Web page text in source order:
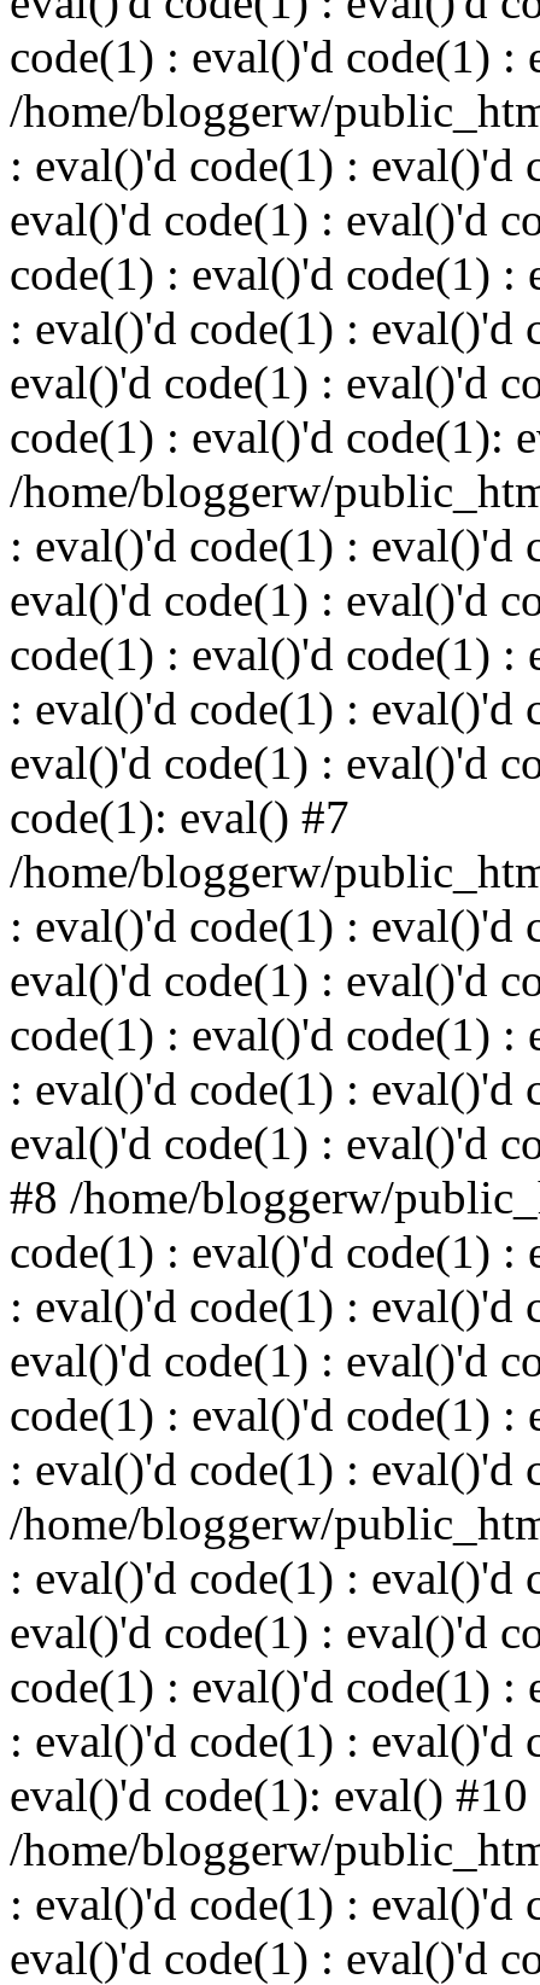
code(1) : eval()'d code(1) :
/home/bloggerw/
: eval()'d code(1) : eval()'d
eval()'d code(1) : eval()'d
code(1) : eval()'d code(1) :
: eval()'d code(1) : eval()'d
eval()'d code(1) : eval()'d
code(1) : eval()'d code(1):
/home/bloggerw/
: eval()'d code(1) : eval()'d
eval()'d code(1) : eval()'d
code(1) : eval()'d code(1) :
: eval()'d code(1) : eval()'d
eval()'d code(1) : eval()'d
code(1): eval() #7
/home/bloggerw/
: eval()'d code(1) : eval()'d
eval()'d code(1) : eval()'d
code(1) : eval()'d code(1) :
: eval()'d code(1) : eval()'d
eval()'d code(1) : eval()'d
#8 /home/bloggerw/
code(1) : eval()'d code(1) :
: eval()'d code(1) : eval()'d
eval()'d code(1) : eval()'d
code(1) : eval()'d code(1) :
: eval()'d code(1) : eval()'d
/home/bloggerw/
: eval()'d code(1) : eval()'d
eval()'d code(1) : eval()'d
code(1) : eval()'d code(1) :
: eval()'d code(1) : eval()'d
eval()'d code(1): eval() #10
/home/bloggerw/
: eval()'d code(1) : eval()'d
eval()'d code(1) : eval()'d